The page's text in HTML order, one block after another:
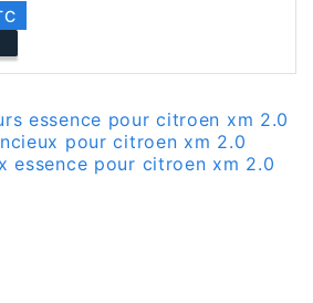
essence pour citroen xm 2.0
pour citroen xm 2.0
essence pour citroen xm 2.0